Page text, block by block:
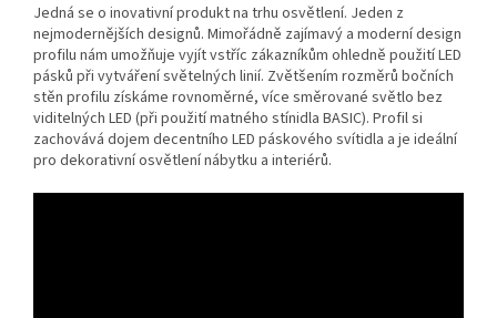
Jedná se o inovativní produkt na trhu osvětlení. Jeden z
nejmodernějších designů. Mimořádně zajímavý a moderní design
profilu nám umožňuje vyjít vstříc zákazníkům ohledně použití LED
pásků při vytváření světelných linií. Zvětšením rozměrů bočních
stěn profilu získáme rovnoměrné, více směrované světlo bez
viditelných LED (při použití matného stínidla BASIC). Profil si
zachovává dojem decentního LED páskového svítidla a je ideální
pro dekorativní osvětlení nábytku a interiérů.